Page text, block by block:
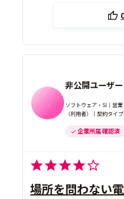
非公開ユーザー
ソフトウェア・SI｜営
（利用者）｜契約タイ
企業所属 確認済
場所を問わない